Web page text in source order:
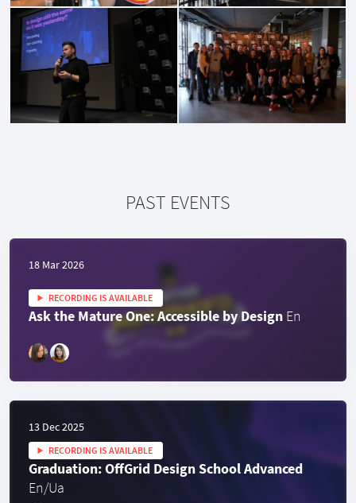
PAST EVENTS
18 Mar 2026
RECORDING IS AVAILABLE
Ask the Mature One: Accessible by Design En
13 Dec 2025
RECORDING IS AVAILABLE
Graduation: OffGrid Design School Advanced
En/Ua